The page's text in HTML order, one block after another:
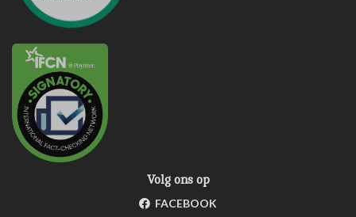
Volg ons op
FACEBOOK